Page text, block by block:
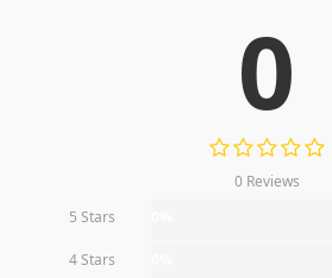
0
0 Reviews
5 Stars
4 Stars